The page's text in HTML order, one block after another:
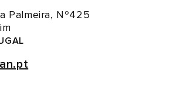
Palmeira, Nº425